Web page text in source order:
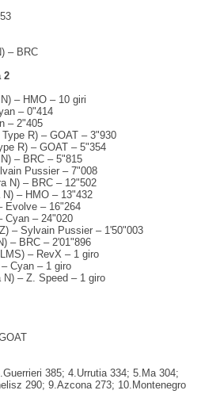
– BRC
2
– HMO – 10 giri
– 0"414
– 2"405
R) – GOAT – 3"930
R) – GOAT – 5"354
– BRC – 5"815
Pussier – 7"008
N) – BRC – 12"502
– HMO – 13"432
Evolve – 16"264
Cyan – 24"020
– Sylvain Pussier – 1'50"003
– BRC – 2'01"896
– RevX – 1 giro
Cyan – 1 giro
N) – Z. Speed – 1 giro
385; 4.Urrutia 334; 5.Ma 304;
290; 9.Azcona 273; 10.Montenegro